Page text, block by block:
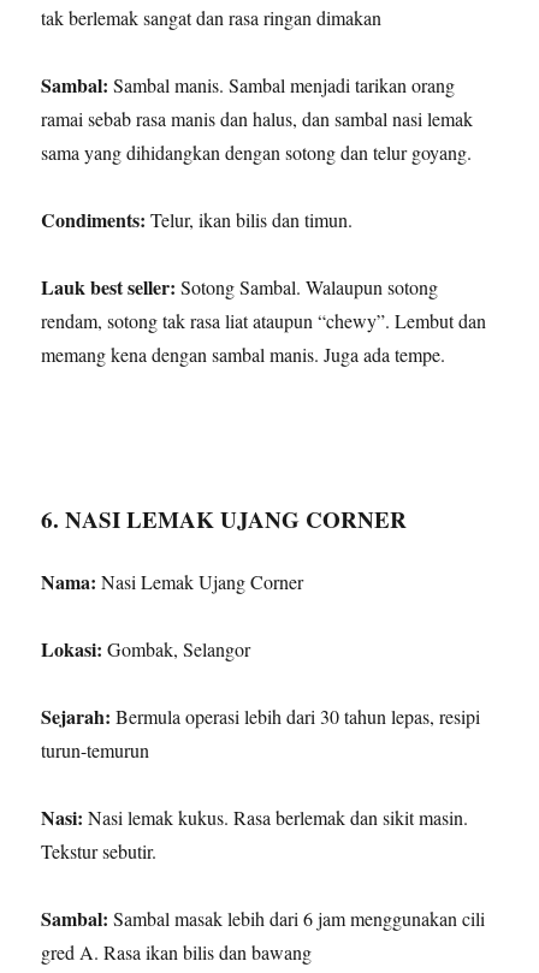
tak berlemak sangat dan rasa ringan dimakan
Sambal: Sambal manis. Sambal menjadi tarikan orang
ramai sebab rasa manis dan halus, dan sambal nasi lemak
sama yang dihidangkan dengan sotong dan telur goyang.
Condiments: Telur, ikan bilis dan timun.
Lauk best seller: Sotong Sambal. Walaupun sotong
rendam, sotong tak rasa liat ataupun “chewy”. Lembut dan
memang kena dengan sambal manis. Juga ada tempe.
6. NASI LEMAK UJANG CORNER
Nama: Nasi Lemak Ujang Corner
Lokasi: Gombak, Selangor
Sejarah: Bermula operasi lebih dari 30 tahun lepas, resipi
turun-temurun
Nasi: Nasi lemak kukus. Rasa berlemak dan sikit masin.
Tekstur sebutir.
Sambal: Sambal masak lebih dari 6 jam menggunakan cili
gred A. Rasa ikan bilis dan bawang